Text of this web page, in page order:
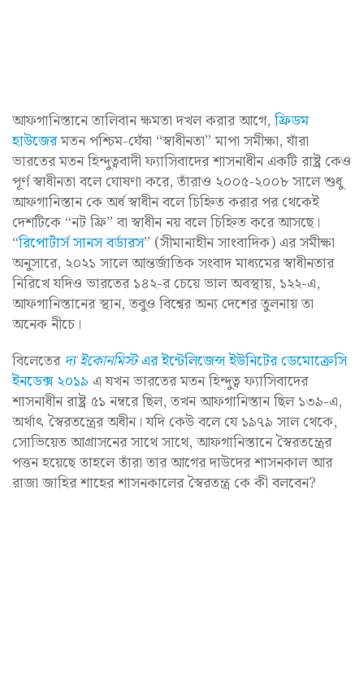
আফগানিস্তানে তালিবান ক্ষমতা দখল করার আগে, ফ্রিডম
হাউজেরমতন পশ্চিম-ঘেঁষা “স্বাধীনতা” মাপা সমীক্ষা, যাঁরা
ভারতের মতন হিন্দুত্ববাদী ফ্যাসিবাদের শাসনাধীন একটি রাষ্ট্র কেও
পূর্ণ স্বাধীনতা বলে ঘোষণা করে, তাঁরাও ২০০৫-২০০৮ সালে শুধু
আফগানিস্তান কে অর্ধ স্বাধীন বলে চিহ্নিত করার পর থেকেই
দেশটিকে “নট ফ্রি” বা স্বাধীন নয় বলে চিহ্নিত করে আসছে।
“রিপোর্টার্স সানস বর্ডারস” (সীমানাহীন সাংবাদিক) এর সমীক্ষা
অনুসারে, ২০২১ সালে আন্তর্জাতিক সংবাদ মাধ্যমের স্বাধীনতার
নিরিখে যদিও ভারতের ১৪২-র চেয়ে ভাল অবস্থায়, ১২২-এ,
আফগানিস্তানের স্থান, তবুও বিশ্বের অন্য দেশের তুলনায় তা
অনেক নীচে।
বিলেতের দ্য ইকোনমিস্টএর ইন্টেলিজেন্স ইউনিটের ডেমোক্রেসি
ইনডেক্স ২০১৯ এ যখন ভারতের মতন হিন্দুত্ব ফ্যাসিবাদের
শাসনাধীন রাষ্ট্র ৫১ নম্বরে ছিল, তখন আফগানিস্তান ছিল ১৩৯-এ,
অর্থাৎ স্বৈরতন্ত্রের অধীন। যদি কেউ বলে যে ১৯৭৯ সাল থেকে,
সোভিয়েত আগ্রাসনের সাথে সাথে, আফগানিস্তানে স্বৈরতন্ত্রের
পত্তন হয়েছে তাহলে তাঁরা তার আগের দাউদের শাসনকাল আর
রাজা জাহির শাহের শাসনকালের স্বৈরতন্ত্র কে কী বলবেন?